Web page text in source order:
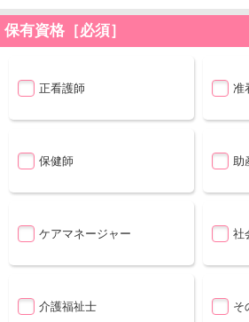
保有資格［必須］
正看護師 准
保健師 助
ケアマネージャー 社
介護福祉士 そ